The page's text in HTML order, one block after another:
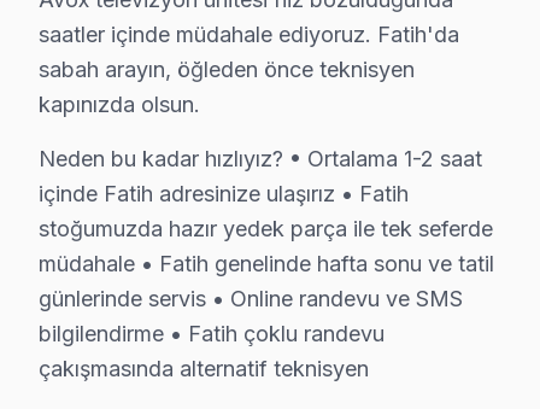
Karagümrük, tarihi dokusu ve canlı atmosferiyle
Katip Kasım'da Avox TV Servisi
Katip Kasım Mahallesi, karma bir nüfus yapısına
Kemalpaşa'da Avox TV Servisi
Kemalpaşa, sosyal hayatın canlı olduğu bir bölgede
Koca Mustafapaşa'da Avox TV Servisi
Koca Mustafapaşa, tarihi ve kültürel yapısıyla öne
Küçük Ayasofya'da Avox TV Servisi
saatler içinde müdahale ediyoruz. Fatih'da
sabah arayın, öğleden önce teknisyen
kapınızda olsun.
Neden bu kadar hızlıyız? • Ortalama 1-2 saat
içinde Fatih adresinize ulaşırız • Fatih
stoğumuzda hazır yedek parça ile tek seferde
müdahale • Fatih genelinde hafta sonu ve tatil
günlerinde servis • Online randevu ve SMS
bilgilendirme • Fatih çoklu randevu
çakışmasında alternatif teknisyen